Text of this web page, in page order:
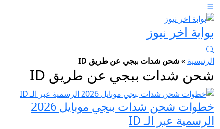
بوابة اخر نيوز
الرئيسية »شحن شدات ببجي عن طريق ID
شحن شدات ببجي عن طريق ID
خطوات شحن شدات ببجي موبايل 2026
الرسمية عبر الـ ID